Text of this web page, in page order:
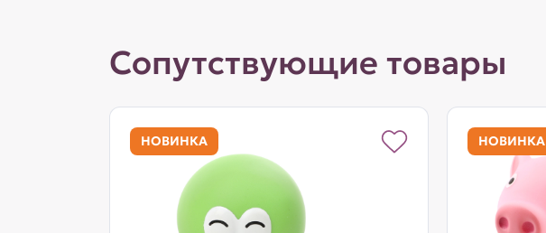
Сопутствующие товары
НОВИНКА НОВИНКА